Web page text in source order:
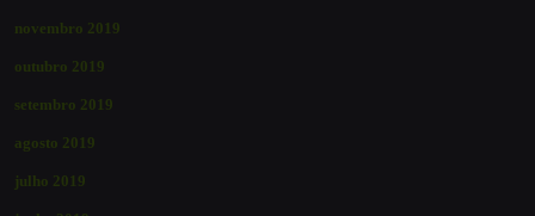
novembro 2019
outubro 2019
setembro 2019
agosto 2019
julho 2019